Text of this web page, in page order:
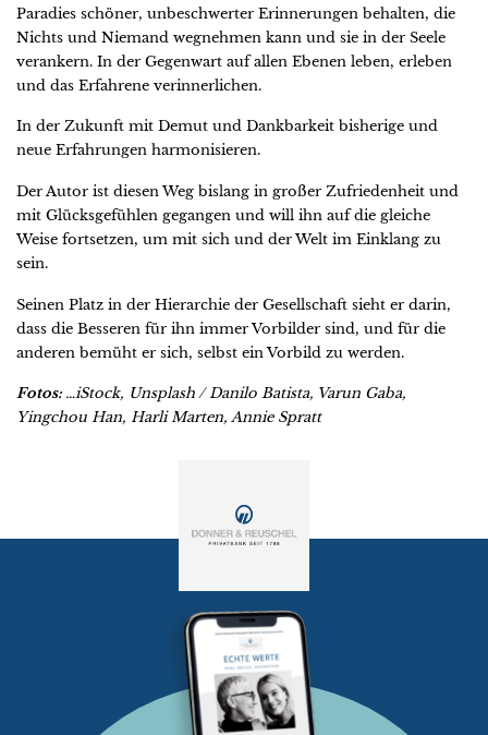
Paradies schöner, unbeschwerter Erinnerungen behalten, die
Nichts und Niemand wegnehmen kann und sie in der Seele
verankern. In der Gegenwart auf allen Ebenen leben, erleben
und das Erfahrene verinnerlichen.
In der Zukunft mit Demut und Dankbarkeit bisherige und
neue Erfahrungen harmonisieren.
Der Autor ist diesen Weg bislang in großer Zufriedenheit und
mit Glücksgefühlen gegangen und will ihn auf die gleiche
Weise fortsetzen, um mit sich und der Welt im Einklang zu
sein.
Seinen Platz in der Hierarchie der Gesellschaft sieht er darin,
dass die Besseren für ihn immer Vorbilder sind, und für die
anderen bemüht er sich, selbst ein Vorbild zu werden.
Fotos: …iStock, Unsplash / Danilo Batista, Varun Gaba,
Yingchou Han, Harli Marten, Annie Spratt